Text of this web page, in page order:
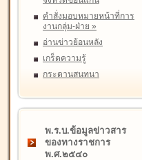
คำสั่งมอบหมายหน้าที่การ
งานกลุ่ม-ฝ่าย »
อ่านข่าวย้อนหลัง
เกร็ดความรู้
กระดานสนทนา
พ.ร.บ.ข้อมูลข่าวสาร
ของทางราชการ
พ.ศ.๒๕๔๐